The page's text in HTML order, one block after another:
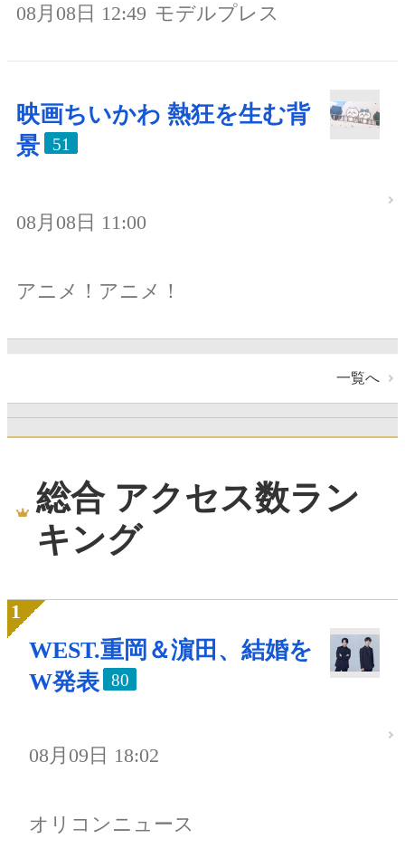
08月08日 12:49 モデルプレス
映画ちいかわ 熱狂を生む背
景
51
08月08日 11:00
アニメ！アニメ！
一覧へ
総合 アクセス数ラン
キング
WEST.重岡＆濵田、結婚を
W発表
80
08月09日 18:02
オリコンニュース